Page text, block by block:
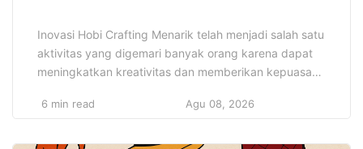
Inovasi Hobi Crafting Menarik telah menjadi salah satu
aktivitas yang digemari banyak orang karena dapat
meningkatkan kreativitas dan memberikan kepuasan
crafting menarik telah membuat dunia kerajinan
siapa saja untuk bereksperimen dengan ide baru,
6 min read Agu 08, 2026